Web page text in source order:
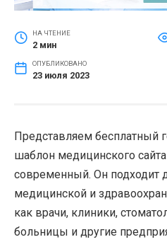
НА ЧТЕНИЕ
2 мин
ОПУБЛИКОВАНО
23 июля 2023
Представляем бесплатный
шаблон медицинского сайта
современный. Он подходит
медицинской и
как врачи, клиники,
больницы и другие